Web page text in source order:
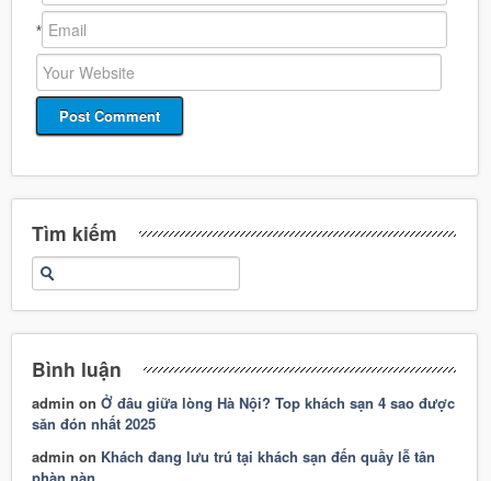
*
Tìm kiếm
Bình luận
admin onỞ đâu giữa lòng Hà Nội? Top khách sạn 4 sao được
săn đón nhất 2025
admin on Khách đang lưu trú tại khách sạn đến quầy lễ tân